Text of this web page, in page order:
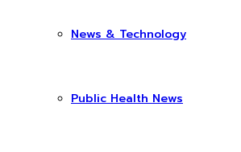
News & Technology
Public Health News